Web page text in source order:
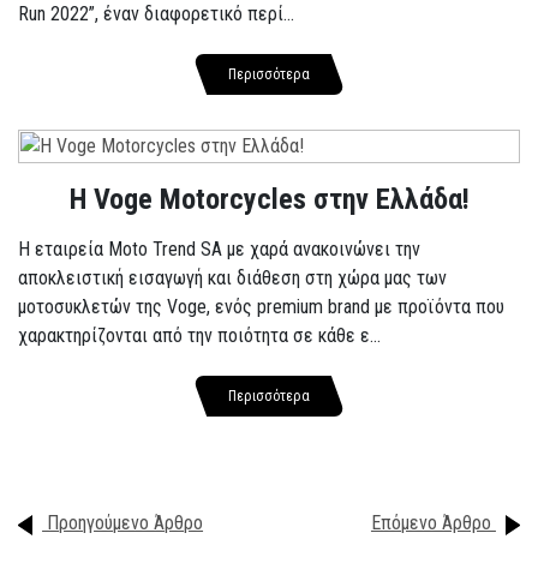
Run 2022”, έναν διαφορετικό περί...
Περισσότερα
H Voge Motorcycles στην Ελλάδα!
Η εταιρεία Moto Trend SA με χαρά ανακοινώνει την
αποκλειστική εισαγωγή και διάθεση στη χώρα μας των
μοτοσυκλετών της Voge, ενός premium brand με προϊόντα που
χαρακτηρίζονται από την ποιότητα σε κάθε ε...
Περισσότερα
Προηγούμενο Άρθρο Επόμενο Άρθρο